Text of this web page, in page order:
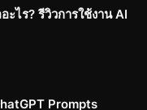
ไร? รีวิวการใช้งาน AI
Prompts